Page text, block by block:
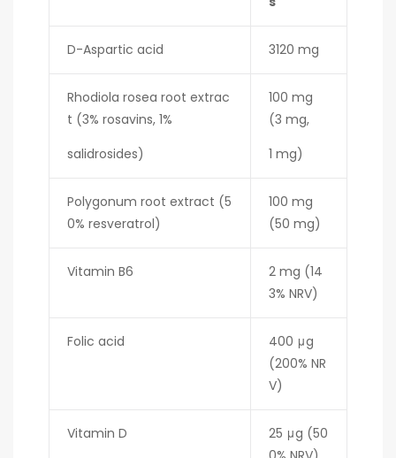
D-Aspartic acid 3120 mg
Rhodiola rosea root extrac
t (3% rosavins, 1%
salidrosides)
100 mg
(3 mg,
1 mg)
Polygonum root extract (5
0% resveratrol)
100 mg
(50 mg)
Vitamin B6
2 mg (14
3% NRV)
Folic acid
400 μg
(200% NR
V)
Vitamin D
25 μg (50